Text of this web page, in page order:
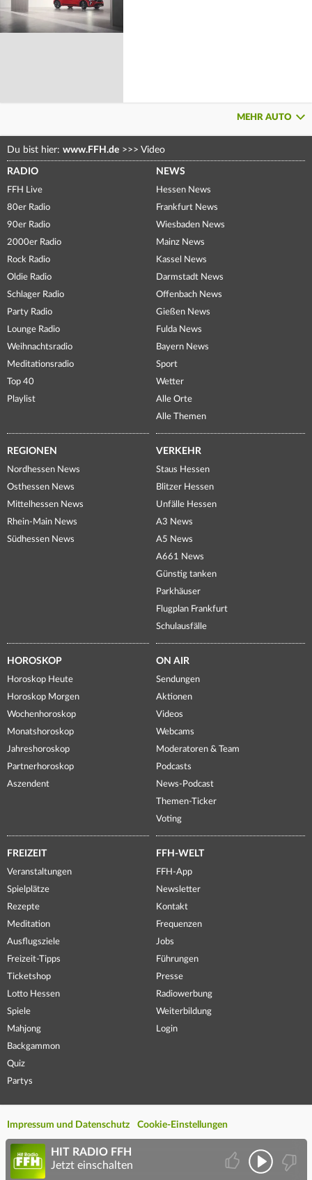
MEHR AUTO
Du bist hier: www.FFH.de >>> Video
RADIO
FFH Live
80er Radio
90er Radio
2000er Radio
Rock Radio
Oldie Radio
Schlager Radio
Party Radio
Lounge Radio
Weihnachtsradio
Meditationsradio
Top 40
Playlist
NEWS
Hessen News
Frankfurt News
Wiesbaden News
Mainz News
Kassel News
Darmstadt News
Offenbach News
Gießen News
Fulda News
Bayern News
Sport
Wetter
Alle Orte
Alle Themen
REGIONEN
Nordhessen News
Osthessen News
Mittelhessen News
Rhein-Main News
Südhessen News
VERKEHR
Staus Hessen
Blitzer Hessen
Unfälle Hessen
A3 News
A5 News
A661 News
Günstig tanken
Parkhäuser
Flugplan Frankfurt
Schulausfälle
HOROSKOP
Horoskop Heute
Horoskop Morgen
Wochenhoroskop
Monatshoroskop
Jahreshoroskop
Partnerhoroskop
Aszendent
ON AIR
Sendungen
Aktionen
Videos
Webcams
Moderatoren & Team
Podcasts
News-Podcast
Themen-Ticker
Voting
FREIZEIT
Veranstaltungen
Spielplätze
Rezepte
Meditation
Ausflugsziele
Freizeit-Tipps
Ticketshop
Lotto Hessen
Spiele
Mahjong
Backgammon
Quiz
Partys
FFH-WELT
FFH-App
Newsletter
Kontakt
Frequenzen
Jobs
Führungen
Presse
Radiowerbung
Weiterbildung
Login
Impressum und Datenschutz Cookie-Einstellungen
HIT RADIO FFH
Jetzt einschalten